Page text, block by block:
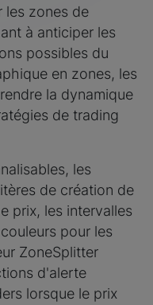
les zones de
à anticiper les
possibles du
en zones, les
la dynamique
de trading
les
de création de
prix, les intervalles
pour les
ZoneSplitter
d'alerte
lorsque le prix